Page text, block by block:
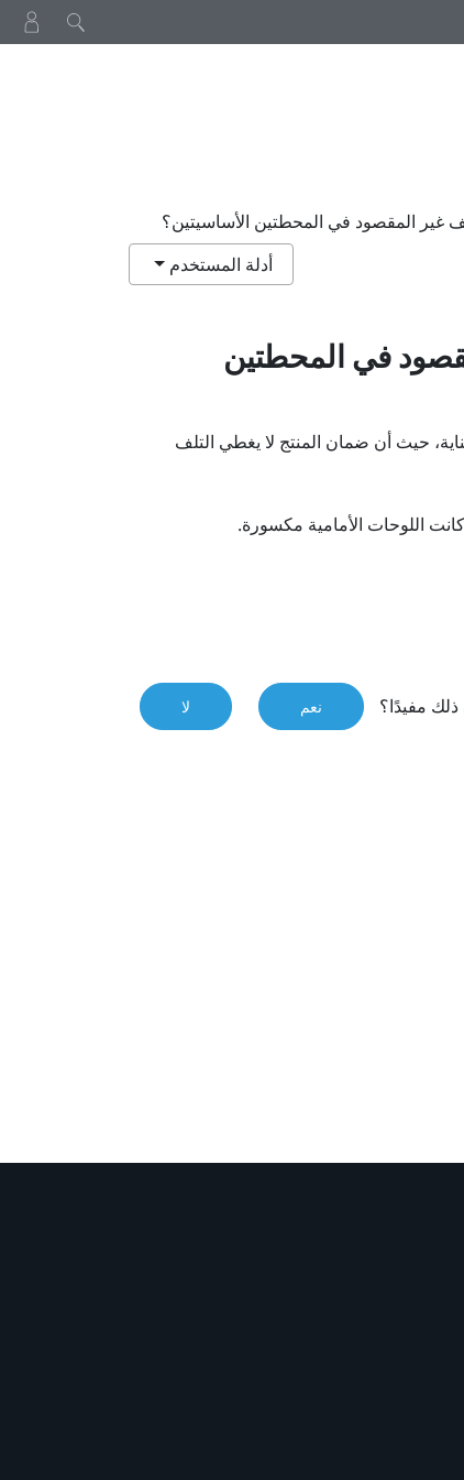
المقصود في المحطتين الأساسيتين؟
أدلة المستخدم
في المحطتين
حيث أن ضمان المنتج لا يغطي التلف
كانت اللوحات الأمامية مكسورة.
مفيدًا؟ نعم لا